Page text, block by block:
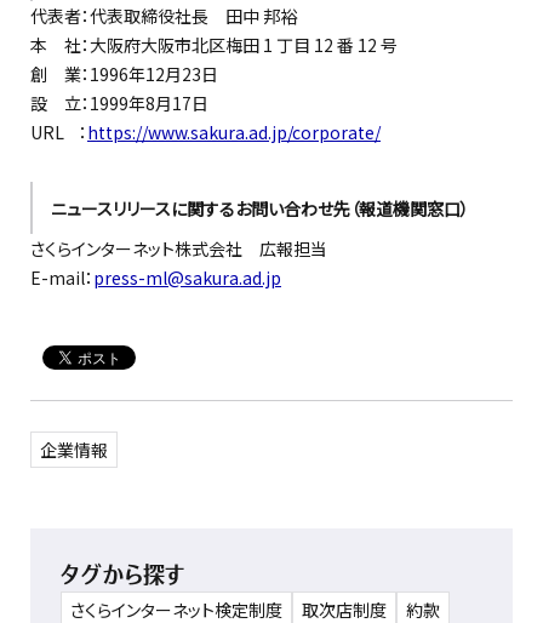
代表者：代表取締役社長 田中 邦裕
本 社：大阪府大阪市北区梅田 1 丁目 12 番 12 号
創 業：1996年12月23日
設 立：1999年8月17日
URL ： https://www.sakura.ad.jp/corporate/
ニュースリリースに関するお問い合わせ先（報道機関窓口）
さくらインターネット株式会社 広報担当
E-mail： press-ml@sakura.ad.jp
企業情報
タグから探す
さくらインターネット検定制度 取次店制度
約款